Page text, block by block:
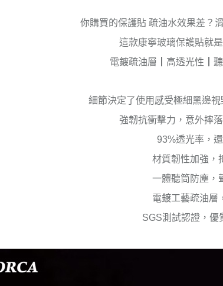
你購買的保護貼 疏油水效果差？
這款康寧玻璃保護貼就
電鍍疏油層┃高透光性┃
細節決定了使用感受極細黑邊
強韌抗衝擊力，意外摔
93%透光率，
材質韌性加強，
一體聽筒防塵，
電鍍工藝疏油層
SGS測試認證，優